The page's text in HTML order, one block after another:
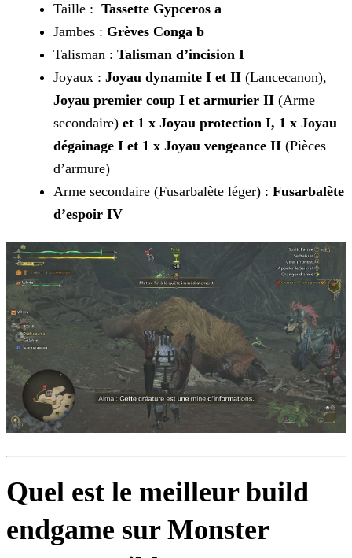
Taille : Tassette Gypceros a
Jambes : Grèves Conga b
Talisman : Talisman d’incision I
Joyaux : Joyau dynamite I et II (Lancecanon),
Joyau premier coup I et armurier II (Arme
secondaire) et 1 x Joyau protection I, 1 x Joyau
dégainage I et 1 x Joyau vengeance II (Pièces
d’armure)
Arme secondaire (Fusarbalète léger) : Fusarbalète
d’espoir IV
Quel est le meilleur build
endgame sur Monster